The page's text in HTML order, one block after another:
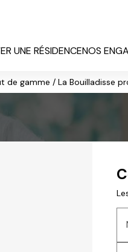
UNE RÉSIDENCENOS
de gamme / La Bouilladisse